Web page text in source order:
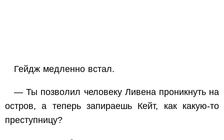
Гейдж медленно встал.
— Ты позволил человеку Ливена проникнуть на
остров, а теперь запираешь Кейт, как какую-то
преступницу?